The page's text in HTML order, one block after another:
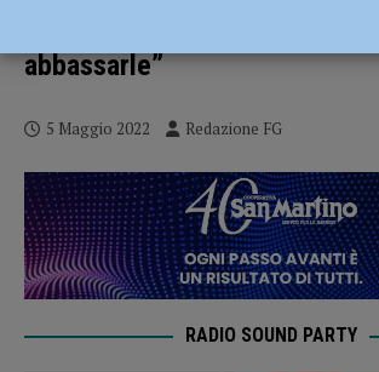
abbassarle”
5 Maggio 2022 Redazione FG
RADIO SOUND PARTY